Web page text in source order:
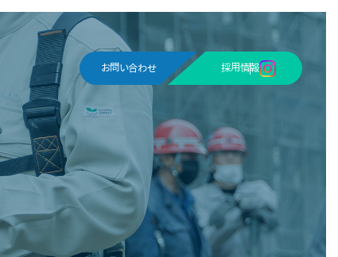
お問い合わせ 採用情報